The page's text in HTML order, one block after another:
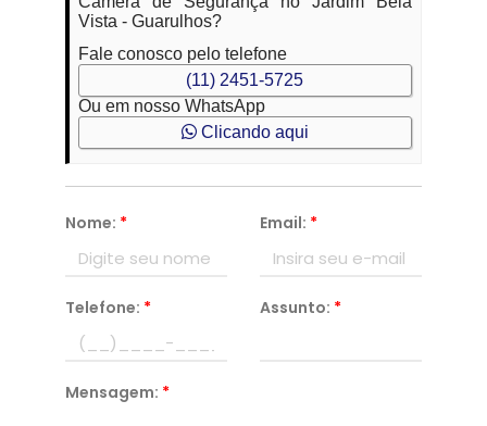
Vista - Guarulhos?
Fale conosco pelo telefone
(11) 2451-5725
Ou em nosso WhatsApp
Clicando aqui
Nome: * Email: *
Telefone: * Assunto: *
Mensagem: *